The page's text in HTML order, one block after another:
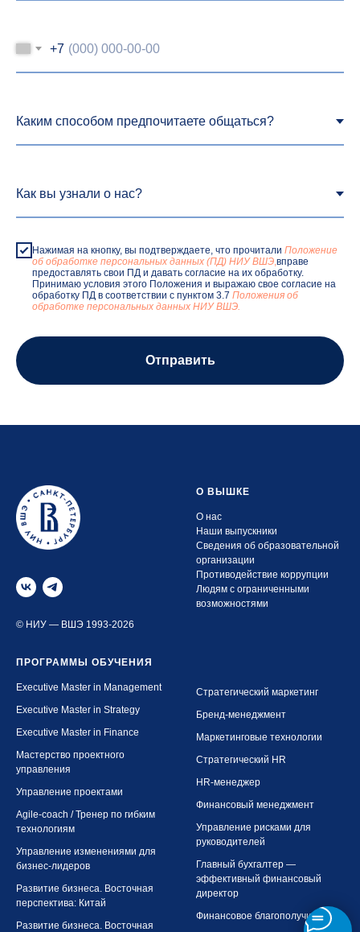
+7
Нажимая на кнопку, вы подтверждаете, что прочитали Положение
об обработке персональных данных (ПД) НИУ ВШЭ,вправе
предоставлять свои ПД и давать согласие на их обработку.
Принимаю условия этого Положения и выражаю свое согласие на
обработку ПД в соответствии с пунктом 3.7 Положения об
обработке персональных данных НИУ ВШЭ.
Отправить
© НИУ — ВШЭ 1993-2026
О ВЫШКЕ
О нас
Наши выпускники
Сведения об образовательной
организации
Противодействие коррупции
Людям с ограниченными
возможностями
ПРОГРАММЫ ОБУЧЕНИЯ
Executive Master in Management
Executive Master in Strategy
Executive Master in Finance
Мастерство проектного
управления
Управление проектами
Agile-coach / Тренер по гибким
технологиям
Управление изменениями для
бизнес-лидеров
Развитие бизнеса. Восточная
перспектива: Китай
Развитие бизнеса. Восточная
Стратегический маркетинг
Бренд-менеджмент
Маркетинговые технологии
Стратегический HR
HR-менеджер
Финансовый менеджмент
Управление рисками для
руководителей
Главный бухгалтер —
эффективный финансовый
директор
Финансовое благополучие